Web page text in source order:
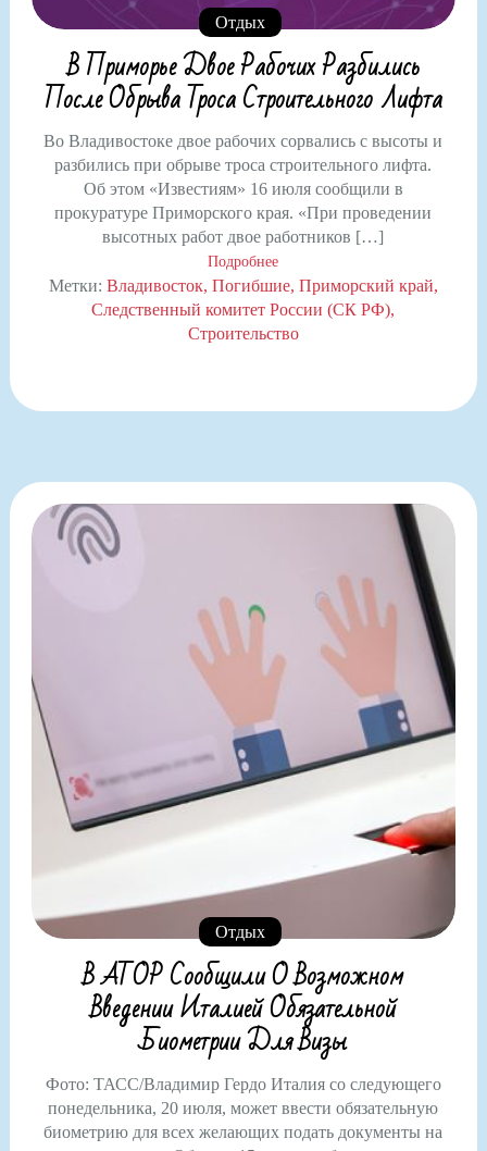
Отдых
В Приморье Двое Рабочих Разбились
После Обрыва Троса Строительного Лифта
Во Владивостоке двое рабочих сорвались с высоты и
разбились при обрыве троса строительного лифта.
Об этом «Известиям» 16 июля сообщили в
прокуратуре Приморского края. «При проведении
высотных работ двое работников […]
Подробнее
Метки: Владивосток Погибшие Приморский край
Следственный комитет России (СК РФ)
Строительство
Отдых
В АТОР Сообщили О Возможном
Введении Италией Обязательной
Биометрии Для Визы
Фото: ТАСС/Владимир Гердо Италия со следующего
понедельника, 20 июля, может ввести обязательную
биометрию для всех желающих подать документы на